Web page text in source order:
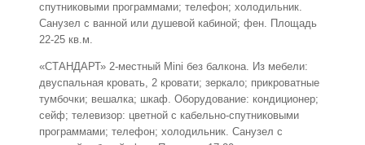
спутниковыми программами; телефон; холодильник.
Санузел с ванной или душевой кабиной; фен. Площадь
22-25 кв.м.
«СТАНДАРТ» 2-местный Mini без балкона. Из мебели:
двуспальная кровать, 2 кровати; зеркало; прикроватные
тумбочки; вешалка; шкаф. Оборудование: кондиционер;
сейф; телевизор: цветной с кабельно-спутниковыми
программами; телефон; холодильник. Санузел с